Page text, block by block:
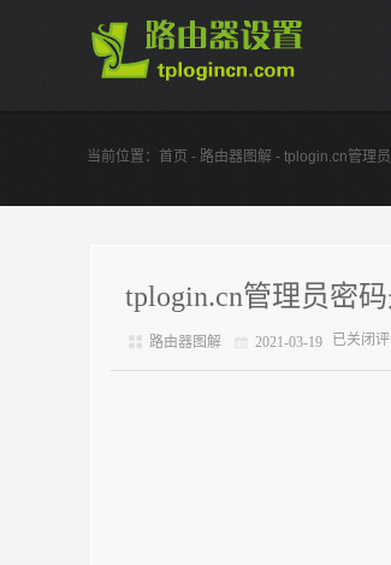
当前位置： 首页 - 路由器图解 - tplogin.cn管理
tplogin.cn管理员密
路由器图解 2021-03-19 已关闭